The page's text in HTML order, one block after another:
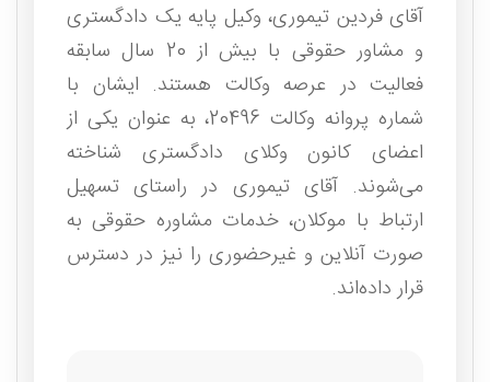
آقای فردین تیموری، وکیل پایه یک دادگستری
و مشاور حقوقی با بیش از 20 سال سابقه
فعالیت در عرصه وکالت هستند. ایشان با
شماره پروانه وکالت 20496، به عنوان یکی از
اعضای کانون وکلای دادگستری شناخته
می‌شوند. آقای تیموری در راستای تسهیل
ارتباط با موکلان، خدمات مشاوره حقوقی به‌
صورت آنلاین و غیرحضوری را نیز در دسترس
قرار داده‌اند.